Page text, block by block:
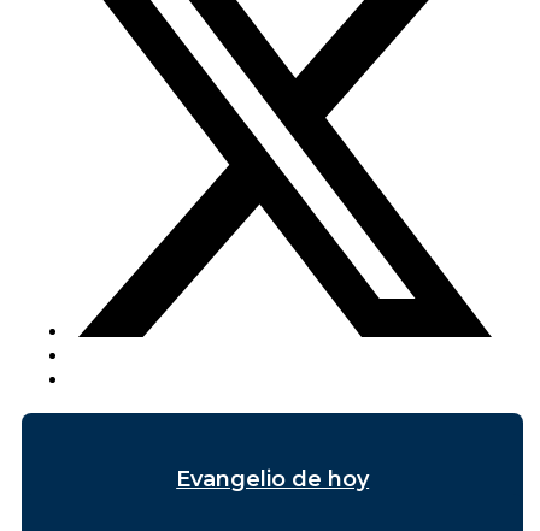
Evangelio de hoy